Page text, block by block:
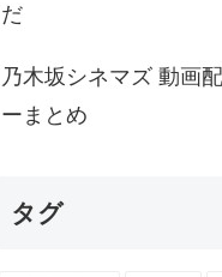
だ
乃木坂シネマズ 動画
ーまとめ
タグ